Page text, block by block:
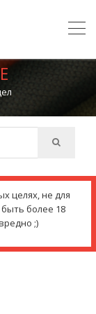
целях, не для
более 18
;)